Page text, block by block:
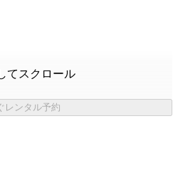
てスクロール
レンタル予約